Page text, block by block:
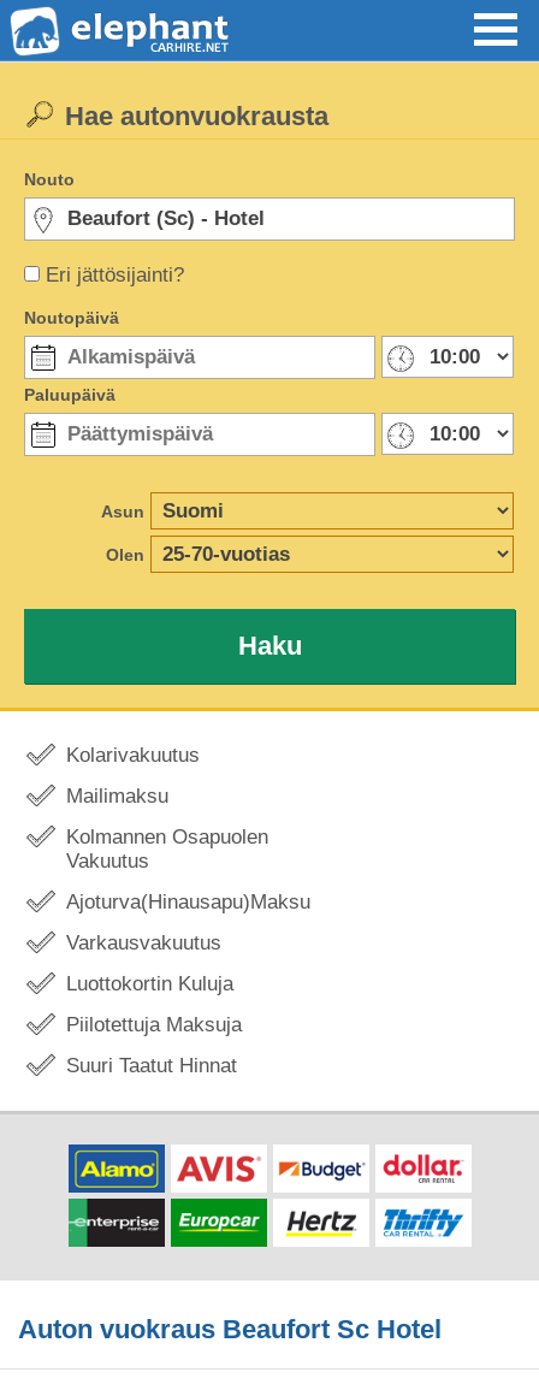
Eri jättösijainti?
Hae autonvuokrausta
Nouto
Noutopäivä
Paluupäivä
Asun
Olen
Haku
Kolarivakuutus
Mailimaksu
Kolmannen Osapuolen
Vakuutus
Ajoturva(Hinausapu)Maksu
Varkausvakuutus
Luottokortin Kuluja
Piilotettuja Maksuja
Suuri Taatut Hinnat
Auton vuokraus Beaufort Sc Hotel